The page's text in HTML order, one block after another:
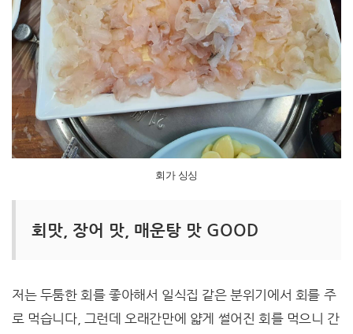
회가 싱싱
회맛, 장어 맛, 매운탕 맛 GOOD
저는 두툼한 회를 좋아해서 일식집 같은 분위기에서 회를 주
로 먹습니다, 그런데 오래간만에 얇게 썰어진 회를 먹으니 간